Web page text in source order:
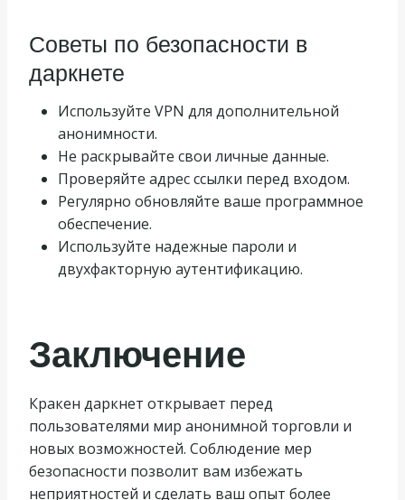
Советы по безопасности в
даркнете
Используйте VPN для дополнительной
анонимности.
Не раскрывайте свои личные данные.
Проверяйте адрес ссылки перед входом.
Регулярно обновляйте ваше программное
обеспечение.
Используйте надежные пароли и
двухфакторную аутентификацию.
Заключение
Кракен даркнет открывает перед
пользователями мир анонимной торговли и
новых возможностей. Соблюдение мер
безопасности позволит вам избежать
неприятностей и сделать ваш опыт более